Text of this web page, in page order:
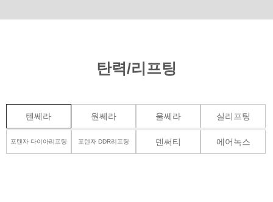
탄력/리프팅
텐쎄라 원쎄라 울쎄라 실리프팅
포텐자 다이아리프팅 포텐자 DDR리프팅 덴써티 에어녹스